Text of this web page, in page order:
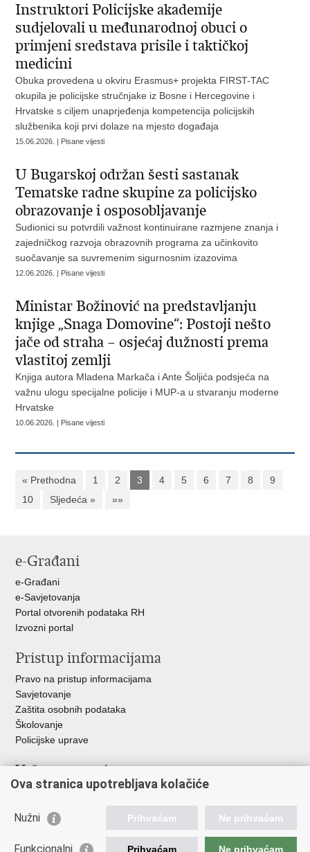
Instruktori Policijske akademije
sudjelovali u međunarodnoj obuci o
primjeni sredstava prisile i taktičkoj
medicini
Obuka provedena u okviru Erasmus+ projekta FIRST-TAC
okupila je policijske stručnjake iz Bosne i Hercegovine i
Hrvatske s ciljem unaprjeđenja kompetencija policijskih
službenika koji prvi dolaze na mjesto događaja
15.06.2026. | Pisane vijesti
U Bugarskoj održan šesti sastanak
Tematske radne skupine za policijsko
obrazovanje i osposobljavanje
Sudionici su potvrdili važnost kontinuirane razmjene znanja i
zajedničkog razvoja obrazovnih programa za učinkovito
suočavanje sa suvremenim sigurnosnim izazovima
12.06.2026. | Pisane vijesti
Ministar Božinović na predstavljanju
knjige „Snaga Domovine“: Postoji nešto
jače od straha – osjećaj dužnosti prema
vlastitoj zemlji
Knjiga autora Mladena Markača i Ante Šoljića podsjeća na
važnu ulogu specijalne policije i MUP-a u stvaranju moderne
Hrvatske
10.06.2026. | Pisane vijesti
« Prethodna 1 2 3 4 5 6 7 8
9
10
Sljedeća » »»
e-Građani
e-Građani
e-Savjetovanja
Portal otvorenih podataka RH
Izvozni portal
Pristup informacijama
Pravo na pristup informacijama
Savjetovanje
Zaštita osobnih podataka
Školovanje
Policijske uprave
Važne poveznice
Ministarstvo unutarnjih poslova
Muzej policije
Ova stranica upotrebljava kolačiće
Nužni Prihvaćam Ne prihvaćam
Funkcionalni Prihvaćam Ne prihvaćam